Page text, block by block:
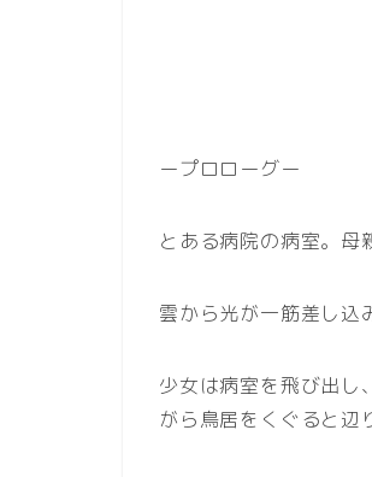
ープロローグー
とある病院の病室。母
雲から光が一筋差し込
少女は病室を飛び出し
がら鳥居をくぐると辺